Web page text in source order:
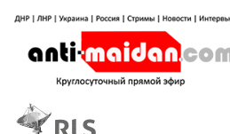
содержимому
Антимайдан:
гражданской войне на Украине,